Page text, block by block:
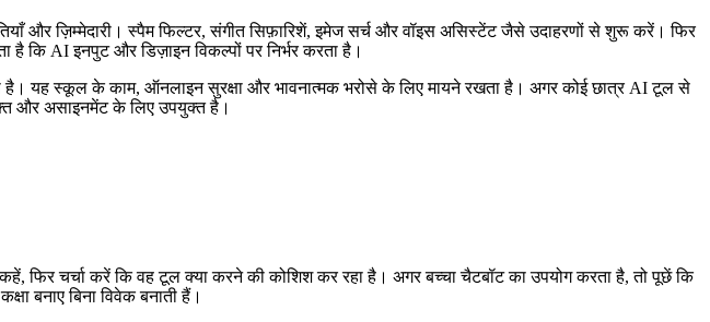
और ज़िम्मेदारी। स्पैम फिल्टर, संगीत सिफ़ारिशें, इमेज सर्च और वॉइस असिस्टेंट जैसे उदाहरणों से शुरू करें। फिर
AI इनपुट और डिज़ाइन विकल्पों पर निर्भर करता है।
है। यह स्कूल के काम, ऑनलाइन सुरक्षा और भावनात्मक भरोसे के लिए मायने रखता है। अगर कोई छात्र AI टूल से
और असाइनमेंट के लिए उपयुक्त है।
फिर चर्चा करें कि वह टूल क्या करने की कोशिश कर रहा है। अगर बच्चा चैटबॉट का उपयोग करता है, तो पूछें कि
बनाए बिना विवेक बनाती हैं।